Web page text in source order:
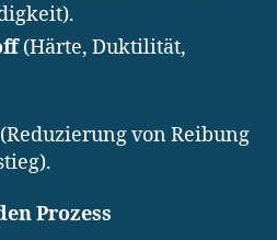
(Härte, Duktilität,
(Reduzierung von Reibung
Prozess